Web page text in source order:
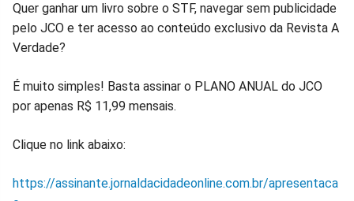
Quer ganhar um livro sobre o STF, navegar sem publicidade
pelo JCO e ter acesso ao conteúdo exclusivo da Revista A
Verdade?
É muito simples! Basta assinar o PLANO ANUAL do JCO
por apenas R$ 11,99 mensais.
Clique no link abaixo:
https://assinante.jornaldacidadeonline.com.br/apresentaca